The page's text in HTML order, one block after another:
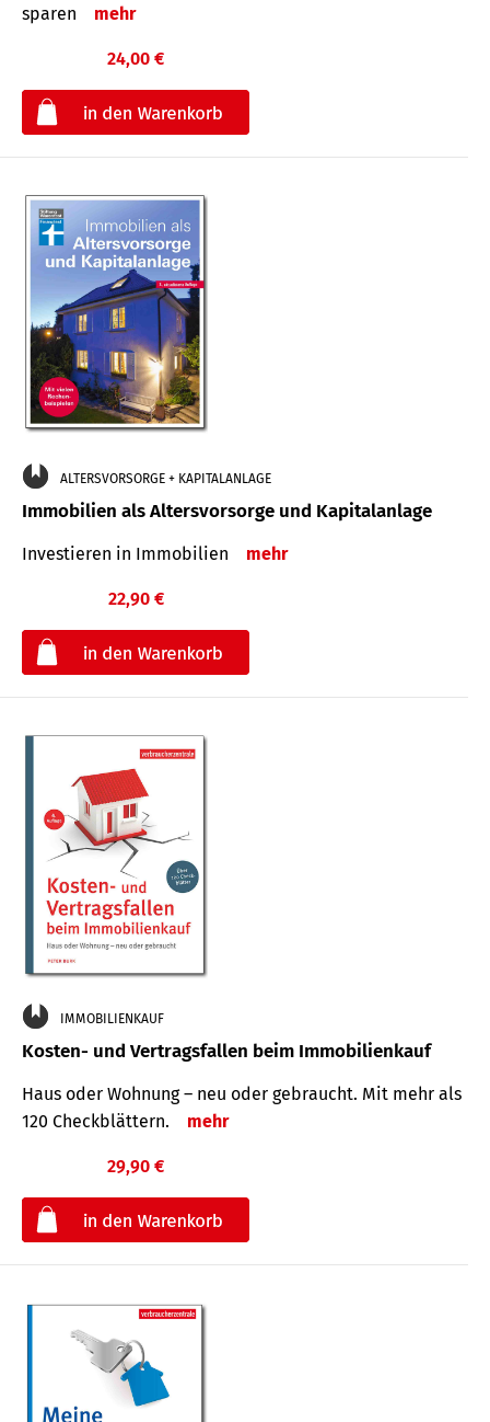
sparen
mehr
24,00 €
ALTERSVORSORGE + KAPITALANLAGE
Immobilien als Altersvorsorge und Kapitalanlage
Investieren in Immobilien mehr
22,90 €
IMMOBILIENKAUF
Kosten- und Vertragsfallen beim Immobilienkauf
Haus oder Wohnung – neu oder gebraucht. Mit mehr als
120 Check­blättern.
mehr
29,90 €